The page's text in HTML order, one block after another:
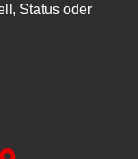
Status oder